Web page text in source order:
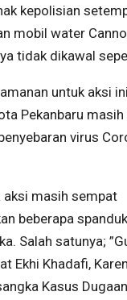
kepolisian
mobil water
tidak dikawal
untuk aksi
Pekanbaru
virus
aksi masih sempat
beberapa
Salah satunya;
Ekhi Khadafi,
Kasus